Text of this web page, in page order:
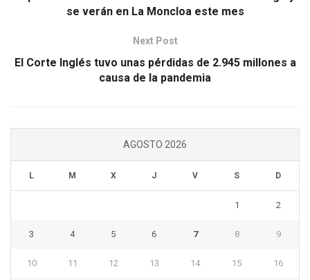
se verán en La Moncloa este mes
Next Post
El Corte Inglés tuvo unas pérdidas de 2.945 millones a
causa de la pandemia
AGOSTO 2026
L M X J V S D
1 2
3 4 5 6 7 8 9
10 11 12 13 14 15 16